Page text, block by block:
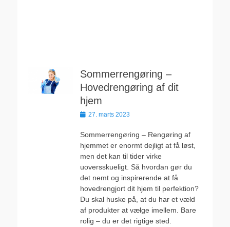
Sommerrengøring –
Hovedrengøring af dit
hjem
Udgivet
27. marts 2023
Sommerrengøring – Rengøring af
hjemmet er enormt dejligt at få løst,
men det kan til tider virke
uoversskueligt. Så hvordan gør du
det nemt og inspirerende at få
hovedrengjort dit hjem til perfektion?
Du skal huske på, at du har et væld
af produkter at vælge imellem. Bare
rolig – du er det rigtige sted.